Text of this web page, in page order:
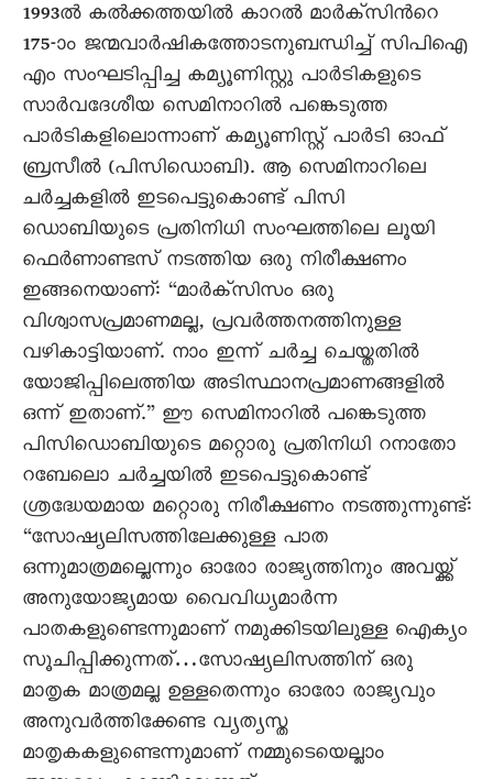
1993ല്‍ കല്‍ക്കത്തയില്‍ കാറല്‍ മാര്‍ക്സിന്‍റെ
175-ാം ജന്മവാര്‍ഷികത്തോടനുബന്ധിച്ച് സിപിഐ
എം സംഘടിപ്പിച്ച കമ്യൂണിസ്റ്റു പാര്‍ടികളുടെ
സാര്‍വദേശീയ സെമിനാറില്‍ പങ്കെടുത്ത
പാര്‍ടികളിലൊന്നാണ് കമ്യൂണിസ്റ്റ് പാര്‍ടി ഓഫ്
ബ്രസീല്‍ (പിസിഡൊബി). ആ സെമിനാറിലെ
ചര്‍ച്ചകളില്‍ ഇടപെട്ടുകൊണ്ട് പിസി
ഡൊബിയുടെ പ്രതിനിധി സംഘത്തിലെ ലൂയി
ഫെര്‍ണാണ്ടസ് നടത്തിയ ഒരു നിരീക്ഷണം
ഇങ്ങനെയാണ്: “മാര്‍ക്സിസം ഒരു
വിശ്വാസപ്രമാണമല്ല, പ്രവര്‍ത്തനത്തിനുള്ള
വഴികാട്ടിയാണ്. നാം ഇന്ന് ചര്‍ച്ച ചെയ്തതില്‍
യോജിപ്പിലെത്തിയ അടിസ്ഥാനപ്രമാണങ്ങളില്‍
ഒന്ന് ഇതാണ്.” ഈ സെമിനാറില്‍ പങ്കെടുത്ത
പിസിഡൊബിയുടെ മറ്റൊരു പ്രതിനിധി റനാതോ
റബേലൊ ചര്‍ച്ചയില്‍ ഇടപെട്ടുകൊണ്ട്
ശ്രദ്ധേയമായ മറ്റൊരു നിരീക്ഷണം നടത്തുന്നുണ്ട്:
“സോഷ്യലിസത്തിലേക്കുള്ള പാത
ഒന്നുമാത്രമല്ലെന്നും ഓരോ രാജ്യത്തിനും അവയ്ക്ക്
അനുയോജ്യമായ വൈവിധ്യമാര്‍ന്ന
പാതകളുണ്ടെന്നുമാണ് നമുക്കിടയിലുള്ള ഐക്യം
സൂചിപ്പിക്കുന്നത്…സോഷ്യലിസത്തിന് ഒരു
മാതൃക മാത്രമല്ല ഉള്ളതെന്നും ഓരോ രാജ്യവും
അനുവര്‍ത്തിക്കേണ്ട വ്യത്യസ്ത
മാതൃകകളുണ്ടെന്നുമാണ് നമ്മുടെയെല്ലാം